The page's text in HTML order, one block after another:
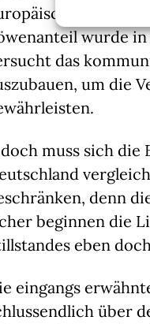
wurde
das
um die
muss sich
denn
beginnen die
eben
eingangs
über